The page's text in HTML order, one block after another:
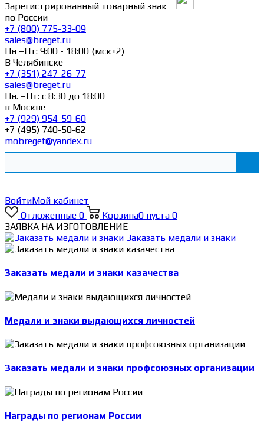
Зарегистрированный товарный знак
по России
+7 (800) 775-33-09
sales@breget.ru
Пн –Пт: 9:00 - 18:00 (мск+2)
В Челябинске
+7 (351) 247-26-77
sales@breget.ru
Пн. –Пт: с 8:30 до 18:00
в Москве
+7 (929) 954-59-60
+7 (495) 740-50-62
mobreget@yandex.ru
ВойтиМой кабинет
Отложенные 0 Корзина0 пуста 0
ЗАЯВКА НА ИЗГОТОВЛЕНИЕ
Заказать медали и знаки
Заказать медали и знаки казачества
Медали и знаки выдающихся личностей
Заказать медали и знаки профсоюзных организации
Награды по регионам России